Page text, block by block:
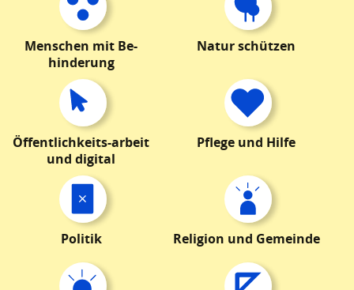
Menschen mit Be-
hinderung
Natur schützen
Öffentlichkeits-arbeit
und digital
Pflege und Hilfe
Politik Religion und Gemeinde